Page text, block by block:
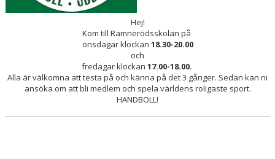
Hej!
Kom till Ramnerödsskolan på
onsdagar klockan 18.30-20.00
och
fredagar klockan 17.00-18.00.
Alla är välkomna att testa på och känna på det 3 gånger. Sedan kan ni
ansöka om att bli medlem och spela världens roligaste sport.
HANDBOLL!